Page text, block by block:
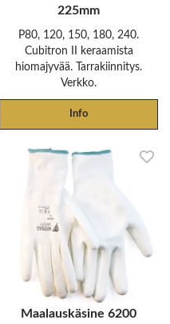
225mm
P80, 120, 150, 180, 240.
Cubitron II keraamista
hiomajyvää. Tarrakiinnitys.
Verkko.
Info
Maalauskäsine 6200